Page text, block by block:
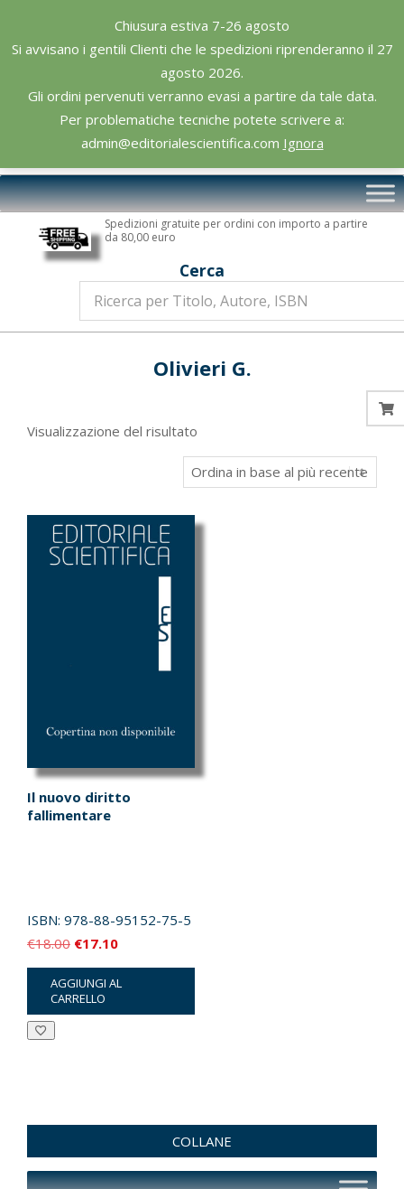
Chiusura estiva 7-26 agosto
Si avvisano i gentili Clienti che le spedizioni riprenderanno il 27
agosto 2026.
Gli ordini pervenuti verranno evasi a partire da tale data.
Per problematiche tecniche potete scrivere a:
admin@editorialescientifica.com Ignora
content
Editoriale
Scientifica
Primary
Navigation
Spedizioni gratuite per ordini con importo a partire
da 80,00 euro
Cerca
Olivieri G.
Visualizzazione del risultato
Il nuovo diritto
fallimentare
ISBN: 978-88-95152-75-5
€18.00 Il
prezzo
originale
era:
€17.10Il
prezzo
attuale
è:
AGGIUNGI AL
CARRELLO
COLLANE